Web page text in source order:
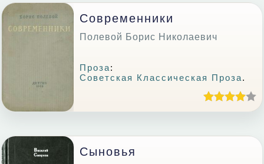
Современники
Полевой Борис Николаевич
Проза:
Советская Классическая Проза.
Сыновья